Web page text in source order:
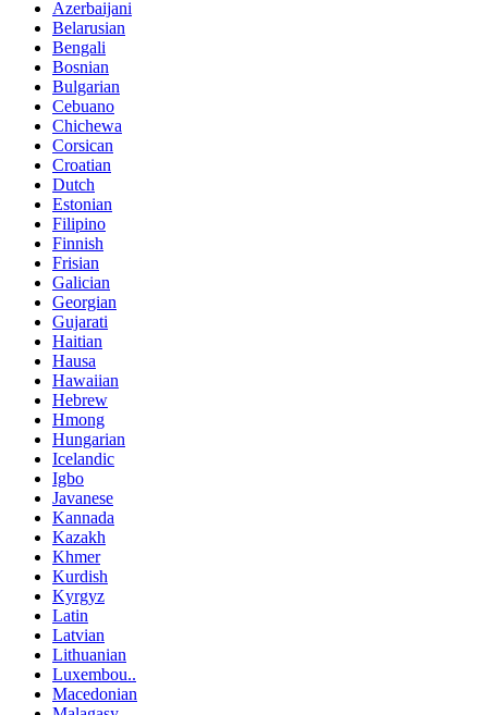
Azerbaijani
Belarusian
Bengali
Bosnian
Bulgarian
Cebuano
Chichewa
Corsican
Croatian
Dutch
Estonian
Filipino
Finnish
Frisian
Galician
Georgian
Gujarati
Haitian
Hausa
Hawaiian
Hebrew
Hmong
Hungarian
Icelandic
Igbo
Javanese
Kannada
Kazakh
Khmer
Kurdish
Kyrgyz
Latin
Latvian
Lithuanian
Luxembou..
Macedonian